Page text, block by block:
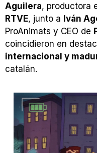
Aguilera, productora
RTVE, junto a Iván
ProAnimats y CEO de
coincidieron en
internacional y
catalán.